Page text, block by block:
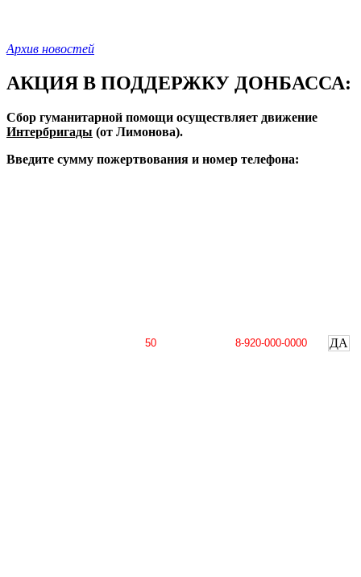
Архив новостей
АКЦИЯ В ПОДДЕРЖКУ ДОНБАССА:
Сбор гуманитарной помощи осуществляет движение
Интербригады (от Лимонова).
Введите сумму пожертвования и номер телефона:
ДА